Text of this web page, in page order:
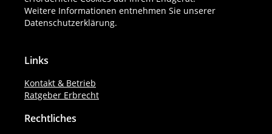
Weitere Informationen entnehmen Sie unserer
Datenschutzerklärung.
Links
Kontakt & Betrieb
Ratgeber Erbrecht
Rechtliches